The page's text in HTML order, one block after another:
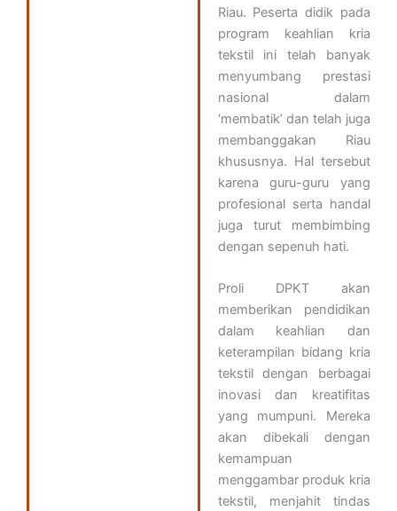
Riau. Peserta didik pada
program keahlian kria
tekstil ini telah banyak
menyumbang prestasi
nasional dalam
‘membatik’ dan telah juga
membanggakan Riau
khususnya. Hal tersebut
karena guru-guru yang
profesional serta handal
juga turut membimbing
dengan sepenuh hati.
Proli DPKT akan
memberikan pendidikan
dalam keahlian dan
keterampilan bidang kria
tekstil dengan berbagai
inovasi dan kreatifitas
yang mumpuni. Mereka
akan dibekali dengan
kemampuan
menggambar produk kria
tekstil, menjahit tindas